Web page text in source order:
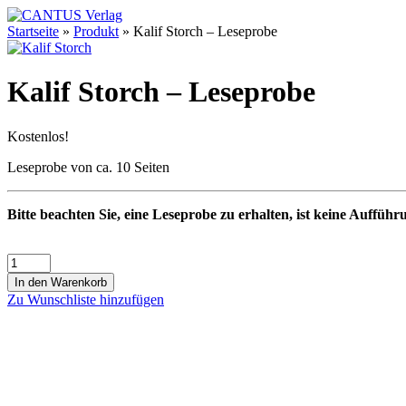
Startseite » Produkt » Kalif Storch – Leseprobe
Kalif Storch – Leseprobe
Kostenlos!
Leseprobe von ca. 10 Seiten
Bitte beachten Sie, eine Leseprobe zu erhalten, ist keine
In den Warenkorb
Zu Wunschliste hinzufügen